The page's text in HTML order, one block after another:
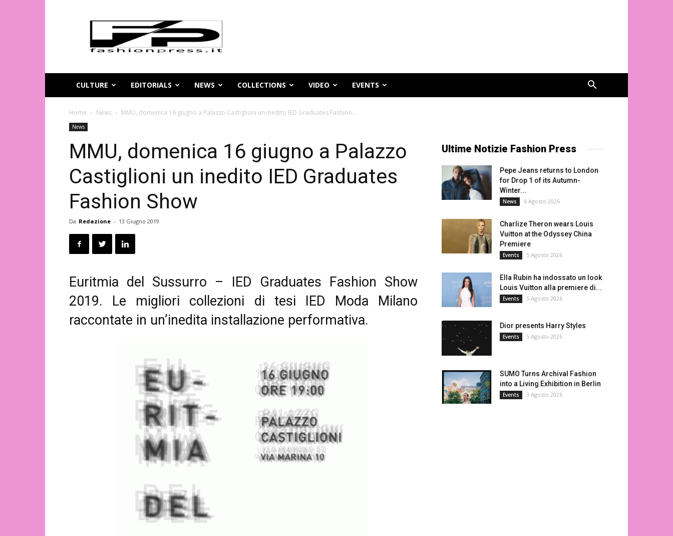
Magazine
moda
online
FashionPress.it
CULTURE
EDITORIALS NEWS COLLECTIONS VIDEO EVENTS
Home News MMU, domenica 16 giugno a Palazzo Castiglioni un inedito IED Graduates Fashion...
News
MMU, domenica 16 giugno a Palazzo
Castiglioni un inedito IED Graduates
Fashion Show
Da Redazione - 13 Giugno 2019
Euritmia del Sussurro – IED Graduates Fashion Show
2019. Le migliori collezioni di tesi IED Moda Milano
raccontate in un’inedita installazione performativa.
Ultime Notizie Fashion Press
Pepe Jeans returns to London
for Drop 1 of its Autumn-
Winter...
News 6 Agosto 2026
Charlize Theron wears Louis
Vuitton at the Odyssey China
Premiere
Events 5 Agosto 2026
Ella Rubin ha indossato un look
Louis Vuitton alla premiere di...
Events 5 Agosto 2026
Dior presents Harry Styles
Events 5 Agosto 2026
SUMO Turns Archival Fashion
into a Living Exhibition in Berlin
Events 3 Agosto 2026